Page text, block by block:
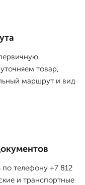
товар,
маршрут и вид
по телефону +7 812
и транспортные